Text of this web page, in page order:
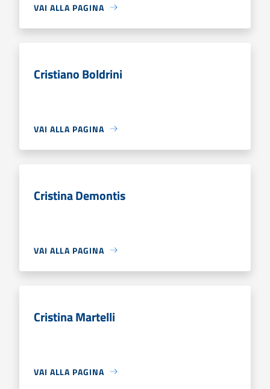
VAI ALLA PAGINA
Cristiano Boldrini
VAI ALLA PAGINA
Cristina Demontis
VAI ALLA PAGINA
Cristina Martelli
VAI ALLA PAGINA